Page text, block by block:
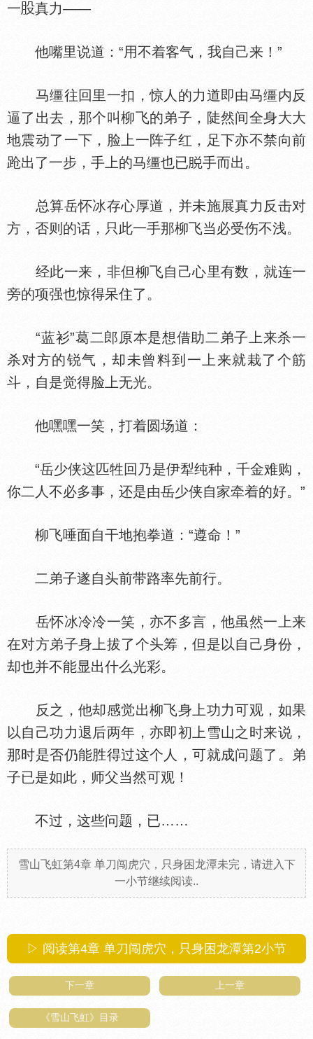
一
真力——
他嘴里说道：“用不着客气，我自己来！”
马缰往回里一扣，惊人的力道即由马缰内反
逼了出去，那个叫柳飞的弟子，陡然间全身大大
地震动了一下，脸上一阵子红，足下亦不禁向前
跄出了一步，手上的马缰也已
手而出。
总算岳怀冰存心厚道，并未施展真力反击对
方，否则的话，只此一手那柳飞当必受伤不浅。
经此一来，非但柳飞自己心里有数，就连一
旁的项强也惊得呆住了。
“蓝衫”葛二郎原本是想借助二弟子上来杀一
杀对方的锐气，却未曾料到一上来就栽了个筋
斗，自是觉得脸上无光。
他嘿嘿一笑，打着圆场道：
“岳少侠这匹牲回乃是伊犁纯种，千金难购，
你二人不必多事，还是由岳少侠自家牵着的好。”
柳飞唾面自干地抱拳道：“遵命！”
二弟子遂自头前带路率先前行。
岳怀冰冷冷一笑，亦不多言，他虽然一上来
在对方弟子身上拔了个头筹，但是以自己身份，
却也并不能显出什么光彩。
反之，他却感觉出柳飞身上功力可观，如果
以自己功力退后两年，亦即初上雪山之时来说，
那时是否仍能胜得过这个人，可就成问题了。弟
子已是如此，师父当然可观！
不过，这些问题，已……
雪山飞虹第4章 单刀闯虎穴，只身困龙潭未完，请进入下
一小节继续阅读..
▷ 阅读第4章 单刀闯虎穴，只身困龙潭第2小节
下一章 上一章
《雪山飞虹》目录